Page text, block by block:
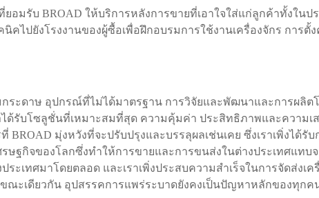
มรับ BROAD ให้บริการหลังการขายที่เอาใจใส่แก่ลูกค้าทั้งในปร
คไปยังโรงงานของผู้ซื้อเพื่อฝึกอบรมการใช้งานเครื่องจักร การ
ระดาษ อุปกรณ์ที่ไม่ได้มาตรฐาน การวิจัยและพัฒนาและการผลิ
ด้รับโซลูชั่นที่เหมาะสมที่สุด ความคุ้มค่า ประสิทธิภาพและความเ
มุ่งหวังที่จะปรับปรุงและบรรลุผลเช่นเคย ซึ่งเราเพิ่งได้
ฐกิจของโลกซึ่งทำให้การขายและการขนส่งในต่างประเทศแทบจ
ะเทศมาโดยตลอด และเราเพิ่งประสบความสำเร็จในการจัดส่งเ
ขณะเดียวกัน อุปสรรคการแพร่ระบาดยังคงเป็นปัญหาหลักของทุกค